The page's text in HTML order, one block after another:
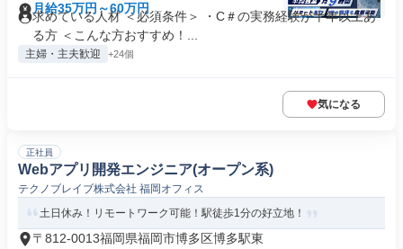
街
月給35万円～60万円
求めている人材 ＜必須条件＞ ・C＃の実務経験が半年以上あ
る方 ＜こんな方おすすめ！...
主婦・主夫歓迎 +24個
気になる
正社員
Webアプリ開発エンジニア(オープン系)
テクノブレイブ株式会社 福岡オフィス
土日休み！リモートワーク可能！駅徒歩1分の好立地！
〒812-0013福岡県福岡市博多区博多駅東